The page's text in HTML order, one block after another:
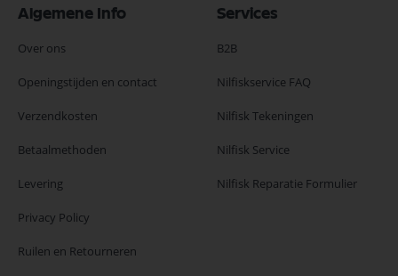
Algemene Info
Over ons
Openingstijden en contact
Verzendkosten
Betaalmethoden
Levering
Privacy Policy
Ruilen en Retourneren
Services
B2B
Nilfiskservice FAQ
Nilfisk Tekeningen
Nilfisk Service
Nilfisk Reparatie Formulier